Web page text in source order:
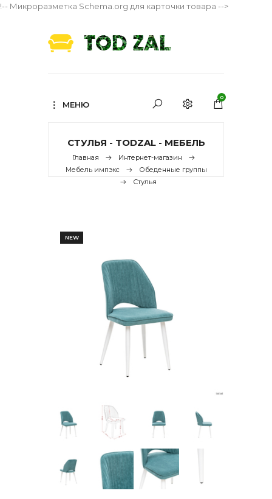
!-- Микроразметка Schema.org для карточки товара -->
МЕНЮ
0
СТУЛЬЯ - TODZAL - МЕБЕЛЬ
Главная
Интернет-магазин
Мебель импэкс
Обеденные группы
Стулья
NEW